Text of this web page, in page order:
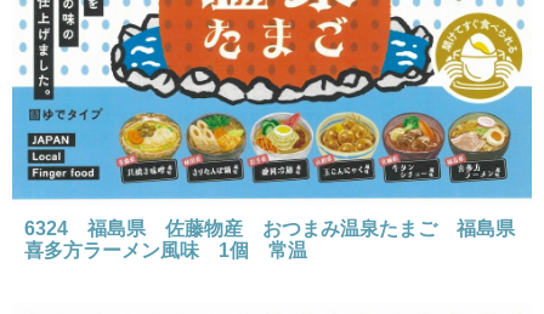
6324 福島県 佐藤物産 おつまみ温泉たまご 福島県
喜多方ラーメン風味 1個 常温